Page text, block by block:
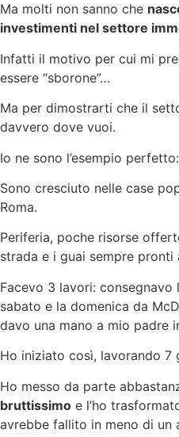
Ma molti non sanno che
investimenti nel settore
Infatti il motivo per cui mi
essere “sborone”…
Ma per dimostrarti che il
davvero dove vuoi.
Io ne sono l’esempio perfetto:
Sono cresciuto nelle case
Roma.
Periferia, poche risorse
strada e i guai sempre
Facevo 3 lavori:
sabato e la domenica da
davo una mano a mio padre
Ho iniziato così, lavorando 7
Ho messo da parte
bruttissimo e l’ho
avrebbe fallito in meno di un